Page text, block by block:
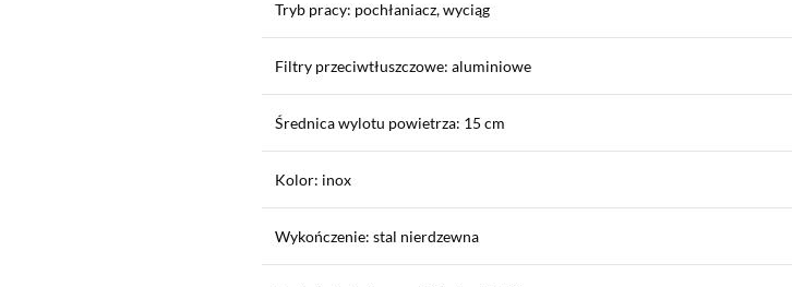
Tryb pracy: pochłaniacz, wyciąg
Filtry przeciwtłuszczowe: aluminiowe
Średnica wylotu powietrza: 15 cm
Kolor: inox
Wykończenie: stal nierdzewna